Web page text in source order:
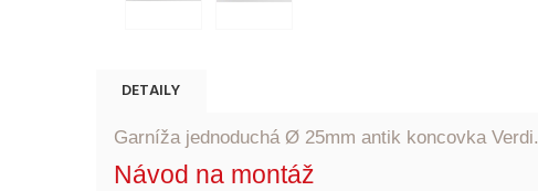
DETAILY
Garníža jednoduchá Ø 25mm antik koncovka Verdi.
Návod na montáž